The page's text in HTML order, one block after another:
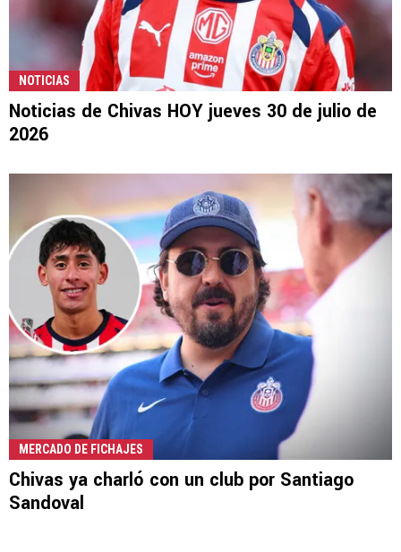
NOTICIAS
Noticias de Chivas HOY jueves 30 de julio de
2026
MERCADO DE FICHAJES
Chivas ya charló con un club por Santiago
Sandoval